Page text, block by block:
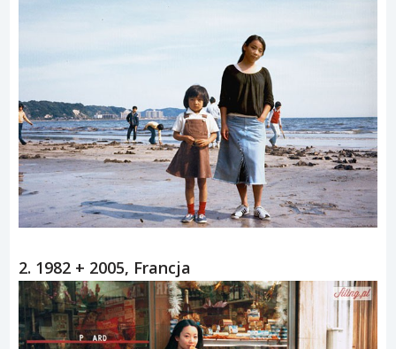
2. 1982 + 2005, Francja